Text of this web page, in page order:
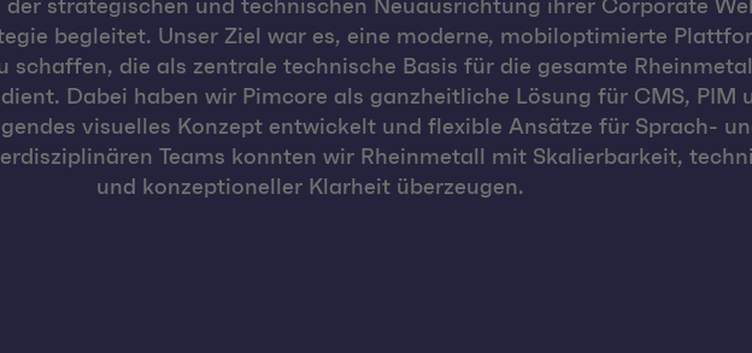
strategischen und technischen Neuausrichtung ihrer Corporate
begleitet. Unser Ziel war es, eine moderne, mobiloptimierte
schaffen, die als zentrale technische Basis für die gesamte
Dabei haben wir Pimcore als ganzheitliche Lösung für CMS, PIM
visuelles Konzept entwickelt und flexible Ansätze für Sprach-
Teams konnten wir Rheinmetall mit Skalierbarkeit,
und konzeptioneller Klarheit überzeugen.